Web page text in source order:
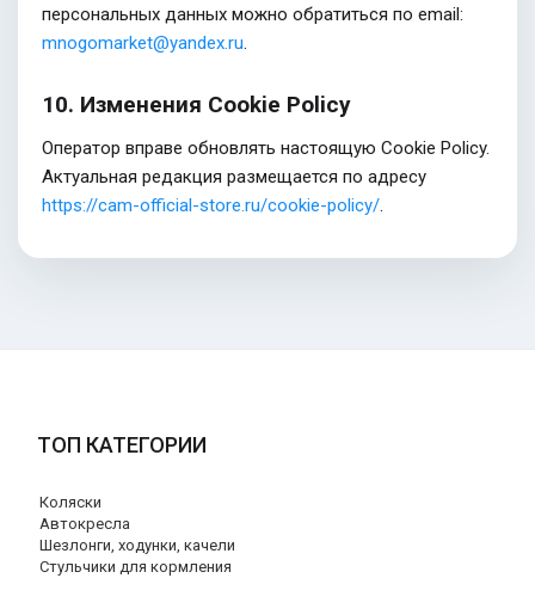
персональных данных можно обратиться по email:
mnogomarket@yandex.ru
10. Изменения Cookie Policy
Оператор вправе обновлять настоящую Cookie Policy.
Актуальная редакция размещается по адресу
https://cam-official-store.ru/cookie-policy/
ТОП КАТЕГОРИИ
Коляски
Автокресла
Шезлонги, ходунки, качели
Стульчики для кормления